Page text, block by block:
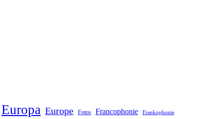
Europa Europe Fotos Francophonie Frankophonie